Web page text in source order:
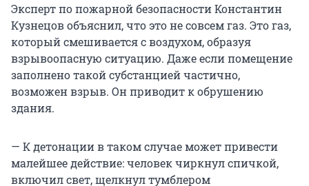
Эксперт по пожарной безопасности Константин
Кузнецов объяснил, что это не совсем газ. Это газ,
который смешивается с воздухом, образуя
взрывоопасную ситуацию. Даже если помещение
заполнено такой субстанцией частично,
возможен взрыв. Он приводит к обрушению
здания.
— К детонации в таком случае может привести
малейшее действие: человек чиркнул спичкой,
включил свет, щелкнул тумблером